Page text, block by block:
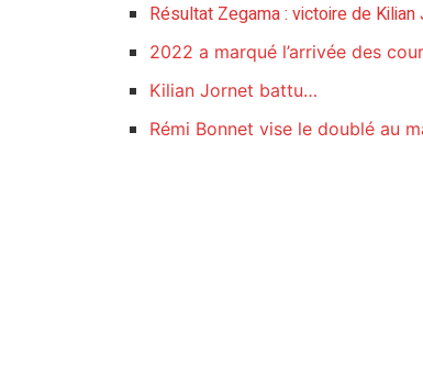
Résultat Zegama : victoire de
2022 a marqué l’arrivée des
Kilian Jornet battu…
Rémi Bonnet vise le doublé au